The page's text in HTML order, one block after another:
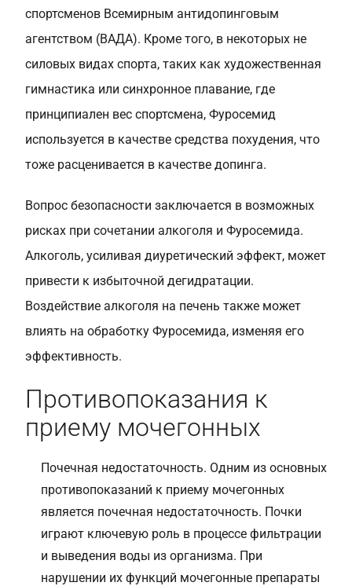
спортсменов Всемирным антидопинговым
агентством (ВАДА). Кроме того, в некоторых не
силовых видах спорта, таких как художественная
гимнастика или синхронное плавание, где
принципиален вес спортсмена, Фуросемид
используется в качестве средства похудения, что
тоже расценивается в качестве допинга.
Вопрос безопасности заключается в возможных
рисках при сочетании алкоголя и Фуросемида.
Алкоголь, усиливая диуретический эффект, может
привести к избыточной дегидратации.
Воздействие алкоголя на печень также может
влиять на обработку Фуросемида, изменяя его
эффективность.
Противопоказания к
приему мочегонных
Почечная недостаточность. Одним из основных
противопоказаний к приему мочегонных
является почечная недостаточность. Почки
играют ключевую роль в процессе фильтрации
и выведения воды из организма. При
нарушении их функций мочегонные препараты